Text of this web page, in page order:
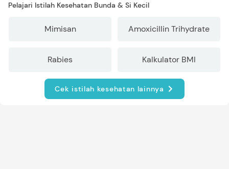
Pelajari Istilah Kesehatan Bunda & Si Kecil
Mimisan Amoxicillin Trihydrate
Rabies Kalkulator BMI
Cek istilah kesehatan lainnya